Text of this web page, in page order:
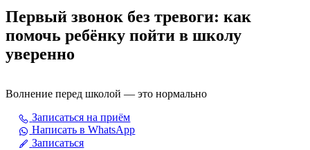
Первый звонок без тревоги: как
помочь ребёнку пойти в школу
уверенно
Волнение перед школой — это нормально
Записаться на приём
Написать в WhatsApp
Записаться